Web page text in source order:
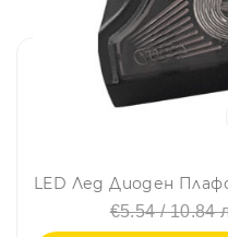
€5.54 / 10.84